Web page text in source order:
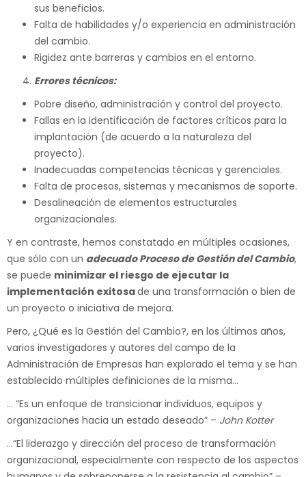
sus beneficios.
Falta de habilidades y/o experiencia en administración
del cambio.
Rigidez ante barreras y cambios en el entorno.
Errores técnicos:
Pobre diseño, administración y control del proyecto.
Fallas en la identificación de factores críticos para la
implantación (de acuerdo a la naturaleza del
proyecto).
Inadecuadas competencias técnicas y gerenciales.
Falta de procesos, sistemas y mecanismos de soporte.
Desalineación de elementos estructurales
organizacionales.
Y en contraste, hemos constatado en múltiples ocasiones,
que sólo con un adecuado Proceso de Gestión del Cambio,
se puede minimizar el riesgo de ejecutar la
implementación exitosade una transformación o bien de
un proyecto o iniciativa de mejora.
Pero, ¿Qué es la Gestión del Cambio?, en los últimos años,
varios investigadores y autores del campo de la
Administración de Empresas han explorado el tema y se han
establecido múltiples definiciones de la misma…
… “Es un enfoque de transicionar individuos, equipos y
organizaciones hacia un estado deseado” – John Kotter
…“El liderazgo y dirección del proceso de transformación
organizacional, especialmente con respecto de los aspectos